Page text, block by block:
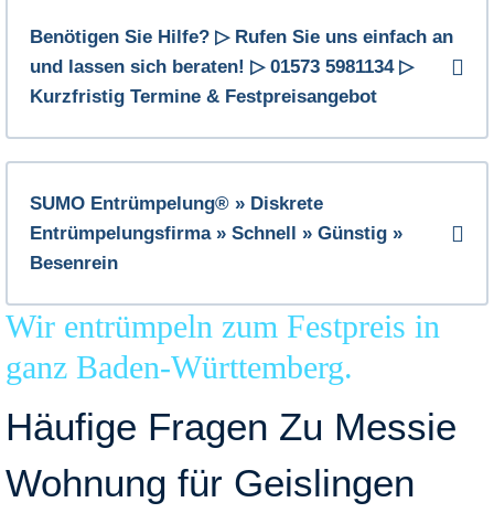
Benötigen Sie Hilfe? ▷ Rufen Sie uns einfach an
und lassen sich beraten! ▷ 01573 5981134 ▷
Kurzfristig Termine & Festpreisangebot
SUMO Entrümpelung® » Diskrete
Entrümpelungsfirma » Schnell » Günstig »
Besenrein
Wir entrümpeln zum Festpreis in
ganz Baden-Württemberg.
Häufige Fragen Zu Messie
Wohnung für Geislingen